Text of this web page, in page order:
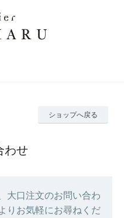
ショップへ戻る
わせ
大口注文のお問い合わ
りお気軽にお尋ねくだ